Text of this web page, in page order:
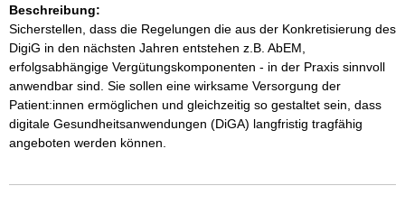
Beschreibung:
Sicherstellen, dass die Regelungen die aus der Konkretisierung des
DigiG in den nächsten Jahren entstehen z.B. AbEM,
erfolgsabhängige Vergütungskomponenten - in der Praxis sinnvoll
anwendbar sind. Sie sollen eine wirksame Versorgung der
Patient:innen ermöglichen und gleichzeitig so gestaltet sein, dass
digitale Gesundheitsanwendungen (DiGA) langfristig tragfähig
angeboten werden können.